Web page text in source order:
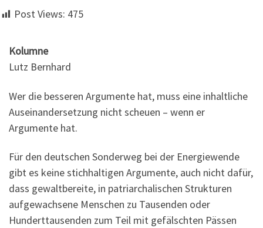
Post Views: 475
Kolumne
Lutz Bernhard
Wer die besseren Argumente hat, muss eine inhaltliche
Auseinandersetzung nicht scheuen – wenn er
Argumente hat.
Für den deutschen Sonderweg bei der Energiewende
gibt es keine stichhaltigen Argumente, auch nicht dafür,
dass gewaltbereite, in patriarchalischen Strukturen
aufgewachsene Menschen zu Tausenden oder
Hunderttausenden zum Teil mit gefälschten Pässen